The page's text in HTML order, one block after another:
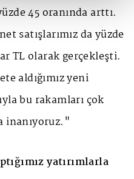
45 oranında arttı.
satışlarımız da yüzde
TL olarak gerçekleşti.
aldığımız yeni
bu rakamları çok
inanıyoruz."
yatırımlarla